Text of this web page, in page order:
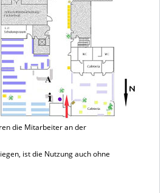
die Mitarbeiter an der
ist die Nutzung auch ohne